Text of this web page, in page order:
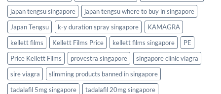
japan tengsu singapore
japan tengsu where to buy in singapore
Japan Tengsu
k-y duration spray singapore
KAMAGRA
kellett films
Kellett Films Price kellett films singapore
PE
Price Kellett Films
provestra singapore
singapore clinic viagra
sire viagra
slimming products banned in singapore
tadalafil 5mg singapore
tadalafil 20mg singapore